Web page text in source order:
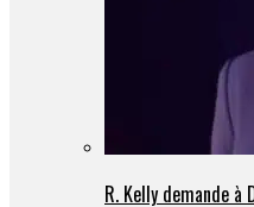
R. Kelly demande à